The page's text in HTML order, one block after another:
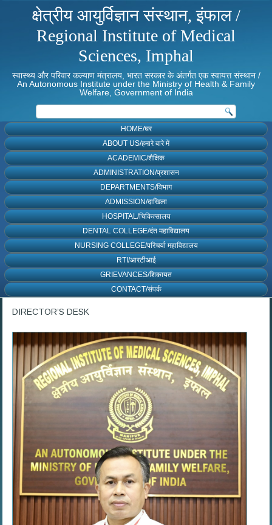
क्षेत्रीय आयुर्विज्ञान संस्थान, इंफाल /
Regional Institute of Medical
Sciences, Imphal
स्वास्थ्य और परिवार कल्याण मंत्रालय, भारत सरकार के अंतर्गत एक स्वायत्त संस्थान /
An Autonomous Institute under the Ministry of Health & Family
Welfare, Government of India
HOME/घर
ABOUT US/हमारे बारे में
ACADEMIC/शैक्षिक
ADMINISTRATION/प्रशासन
DEPARTMENTS/विभाग
ADMISSION/दाखिला
HOSPITAL/चिकित्सालय
DENTAL COLLEGE/दंत महाविद्यालय
NURSING COLLEGE/परिचर्या महाविद्यालय
RTI/आरटीआई
GRIEVANCES/शिकायत
CONTACT/संपर्क
DIRECTOR’S DESK